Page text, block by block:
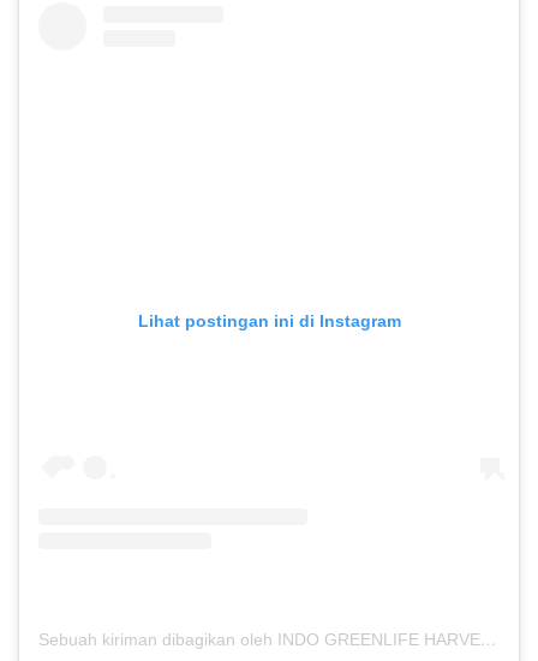
Lihat postingan ini di Instagram
Sebuah kiriman dibagikan oleh INDO GREENLIFE HARVEST – PABRIK MAKLON (@indogreenlifeharvest)